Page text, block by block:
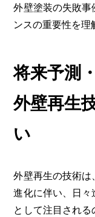
外壁塗装の失敗事
ンスの重要性を理
将来予測
外壁再生
い
外壁再生の技術
進化に伴い、日
として注目され